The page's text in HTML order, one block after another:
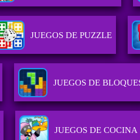
JUEGOS DE PUZZLE
JUEGOS DE
JUEGOS DE COCINA